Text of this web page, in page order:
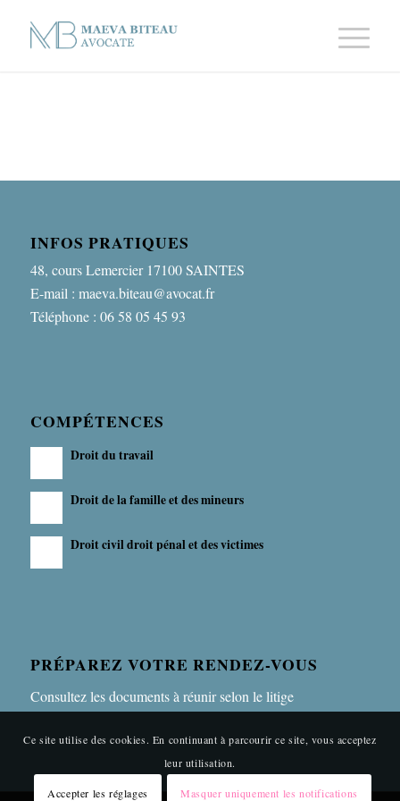
INFOS PRATIQUES
48, cours Lemercier 17100 SAINTES
E-mail : maeva.biteau@avocat.fr
Téléphone : 06 58 05 45 93
COMPÉTENCES
Droit du travail
Droit de la famille et des mineurs
Droit civil droit pénal et des victimes
PRÉPAREZ VOTRE RENDEZ-VOUS
Consultez les documents à réunir selon le litige
Ce site utilise des cookies. En continuant à parcourir ce site, vous acceptez
leur utilisation.
Accepter les réglages Masquer uniquement les notifications